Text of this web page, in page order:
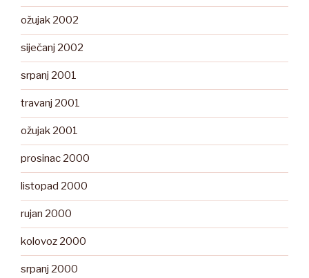
ožujak 2002
siječanj 2002
srpanj 2001
travanj 2001
ožujak 2001
prosinac 2000
listopad 2000
rujan 2000
kolovoz 2000
srpanj 2000